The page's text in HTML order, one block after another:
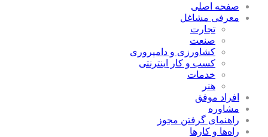
صفحه اصلی
معرفی مشاغل
تجارت
صنعت
كشاورزی و دامپروری
كسب و كار اينترنتی
خدمات
هنر
افراد موفق
مشاوره
راهنمای گرفتن مجوز
راه‌ها و كارها